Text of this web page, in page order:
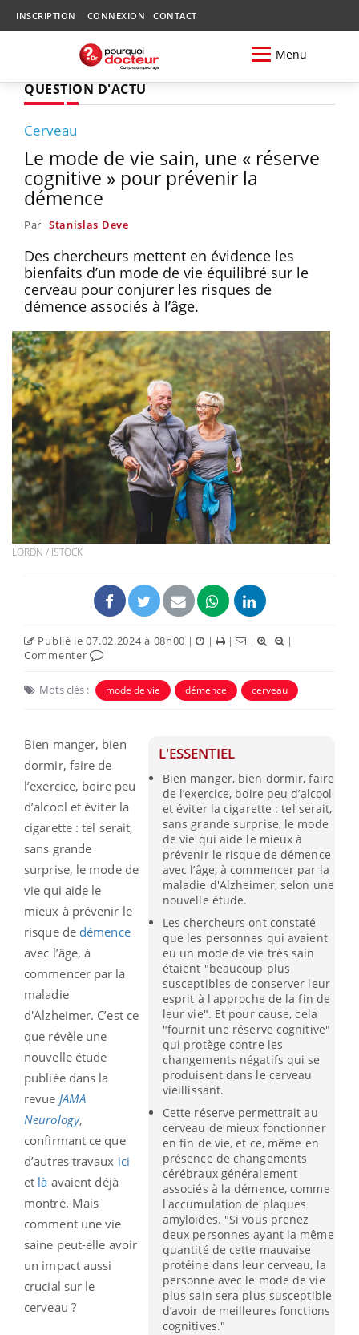
INSCRIPTION CONNEXION CONTACT
Menu
QUESTION D'ACTU
Cerveau
Le mode de vie sain, une « réserve
cognitive » pour prévenir la
démence
Par Stanislas Deve
Des chercheurs mettent en évidence les
bienfaits d’un mode de vie équilibré sur le
cerveau pour conjurer les risques de
démence associés à l’âge.
LORDN / ISTOCK
Publié le 07.02.2024 à 08h00 | | | |
|
Commenter
Mots clés : mode de vie démence cerveau
L'ESSENTIEL
Bien manger, bien dormir, faire
de l’exercice, boire peu d’alcool
et éviter la cigarette : tel serait,
sans grande surprise, le mode
de vie qui aide le mieux à
prévenir le risque de démence
avec l’âge, à commencer par la
maladie d'Alzheimer, selon une
nouvelle étude.
Les chercheurs ont constaté
que les personnes qui avaient
eu un mode de vie très sain
étaient "beaucoup plus
susceptibles de conserver leur
esprit à l'approche de la fin de
leur vie". Et pour cause, cela
"fournit une réserve cognitive"
qui protège contre les
changements négatifs qui se
produisent dans le cerveau
vieillissant.
Cette réserve permettrait au
cerveau de mieux fonctionner
en fin de vie, et ce, même en
présence de changements
cérébraux généralement
associés à la démence, comme
l'accumulation de plaques
amyloïdes. "Si vous prenez
deux personnes ayant la même
quantité de cette mauvaise
protéine dans leur cerveau, la
personne avec le mode de vie
plus sain sera plus susceptible
d’avoir de meilleures fonctions
cognitives."
Bien manger, bien
dormir, faire de
l’exercice, boire peu
d’alcool et éviter la
cigarette : tel serait,
sans grande
surprise, le mode de
vie qui aide le
mieux à prévenir le
risque de démence
avec l’âge, à
commencer par la
maladie
d'Alzheimer. C’est ce
que révèle une
nouvelle étude
publiée dans la
revue JAMA
Neurology,
confirmant ce que
d’autres travaux ici
et là avaient déjà
montré. Mais
comment une vie
saine peut-elle avoir
un impact aussi
crucial sur le
cerveau ?